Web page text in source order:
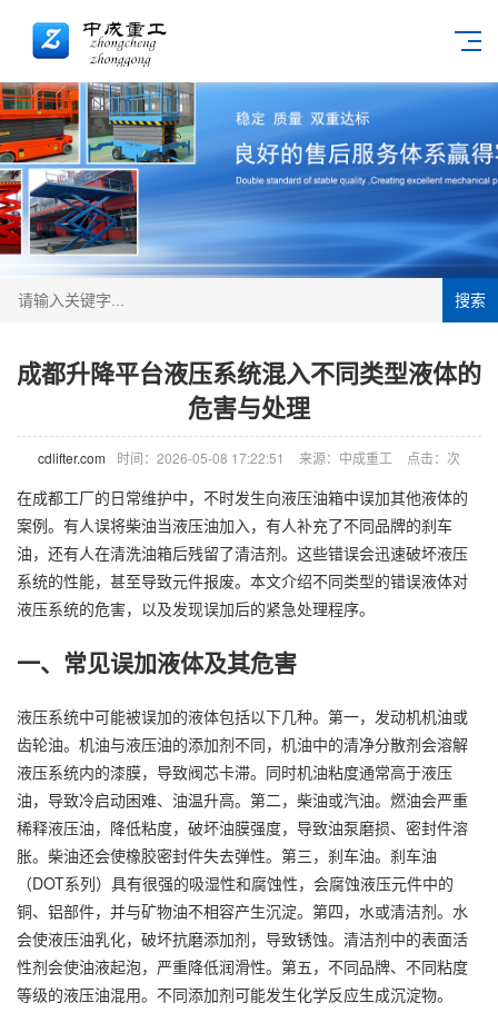
搜索
成都升降平台液压系统混入不同类型液体的
危害与处理
cdlifter.com 时间：2026-05-08 17:22:51 来源：中成重工 点击： 次
在成都工厂的日常维护中，不时发生向液压油箱中误加其他液体的
案例。有人误将柴油当液压油加入，有人补充了不同品牌的刹车
油，还有人在清洗油箱后残留了清洁剂。这些错误会迅速破坏液压
系统的性能，甚至导致元件报废。本文介绍不同类型的错误液体对
液压系统的危害，以及发现误加后的紧急处理程序。
一、常见误加液体及其危害
液压系统中可能被误加的液体包括以下几种。第一，发动机机油或
齿轮油。机油与液压油的添加剂不同，机油中的清净分散剂会溶解
液压系统内的漆膜，导致阀芯卡滞。同时机油粘度通常高于液压
油，导致冷启动困难、油温升高。第二，柴油或汽油。燃油会严重
稀释液压油，降低粘度，破坏油膜强度，导致油泵磨损、密封件溶
胀。柴油还会使橡胶密封件失去弹性。第三，刹车油。刹车油
（DOT系列）具有很强的吸湿性和腐蚀性，会腐蚀液压元件中的
铜、铝部件，并与矿物油不相容产生沉淀。第四，水或清洁剂。水
会使液压油乳化，破坏抗磨添加剂，导致锈蚀。清洁剂中的表面活
性剂会使油液起泡，严重降低润滑性。第五，不同品牌、不同粘度
等级的液压油混用。不同添加剂可能发生化学反应生成沉淀物。